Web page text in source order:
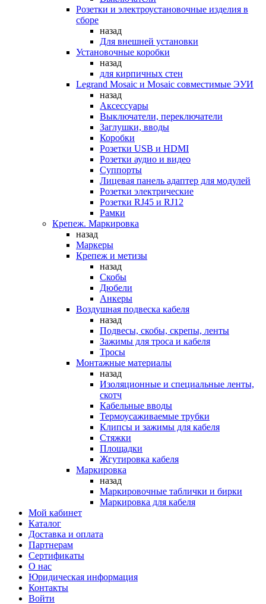
Розетки и электроустановочные изделия в
сборе
назад
Для внешней установки
Установочные коробки
назад
для кирпичных стен
Legrand Mosaic и Mosaic совместимые ЭУИ
назад
Аксессуары
Выключатели, переключатели
Заглушки, вводы
Коробки
Розетки USB и HDMI
Розетки аудио и видео
Суппорты
Лицевая панель адаптер для модулей
Розетки электрические
Розетки RJ45 и RJ12
Рамки
Крепеж. Маркировка
назад
Маркеры
Крепеж и метизы
назад
Скобы
Дюбели
Анкеры
Воздушная подвеска кабеля
назад
Подвесы, скобы, скрепы, ленты
Зажимы для троса и кабеля
Тросы
Монтажные материалы
назад
Изоляционные и специальные ленты,
скотч
Кабельные вводы
Термоусаживаемые трубки
Клипсы и зажимы для кабеля
Стяжки
Площадки
Жгутировка кабеля
Маркировка
назад
Маркировочные таблички и бирки
Маркировка для кабеля
Мой кабинет
Каталог
Доставка и оплата
Партнерам
Сертификаты
О нас
Юридическая информация
Контакты
Войти